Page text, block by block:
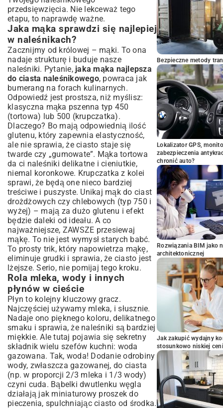
Podsumowanie: Twój przewodnik do
mistrzostwa naleśnikowego
przedsięwzięcia. Nie lekceważ tego
etapu, to naprawdę ważne.
Jaka mąka sprawdzi się najlepiej
w naleśnikach?
Zacznijmy od królowej – mąki. To ona
nadaje strukturę i buduje nasze
naleśniki. Pytanie, jaka mąka najlepsza
do ciasta naleśnikowego, powraca jak
bumerang na forach kulinarnych.
Odpowiedź jest prostsza, niż myślisz:
klasyczna mąka pszenna typ 450
(tortowa) lub 500 (krupczatka).
Dlaczego? Bo mają odpowiednią ilość
glutenu, który zapewnia elastyczność,
ale nie sprawia, że ciasto staje się
twarde czy „gumowate”. Mąka tortowa
da ci naleśniki delikatne i cieniutkie,
niemal koronkowe. Krupczatka z kolei
sprawi, że będą one nieco bardziej
treściwe i puszyste. Unikaj mąk do ciast
drożdżowych czy chlebowych (typ 750 i
wyżej) – mają za dużo glutenu i efekt
będzie daleki od ideału. A co
najważniejsze, ZAWSZE przesiewaj
mąkę. To nie jest wymysł starych babć.
To prosty trik, który napowietrza mąkę,
eliminuje grudki i sprawia, że ciasto jest
lżejsze. Serio, nie pomijaj tego kroku.
Rola mleka, wody i innych
płynów w cieście
Płyn to kolejny kluczowy gracz.
Najczęściej używamy mleka, i słusznie.
Nadaje ono pięknego koloru, delikatnego
smaku i sprawia, że naleśniki są bardziej
miękkie. Ale tutaj pojawia się sekretny
składnik wielu szefów kuchni: woda
gazowana. Tak, woda! Dodanie odrobiny
wody, zwłaszcza gazowanej, do ciasta
(np. w proporcji 2/3 mleka i 1/3 wody)
czyni cuda. Bąbelki dwutlenku węgla
działają jak miniaturowy proszek do
pieczenia, spulchniając ciasto od środka.
Bezpieczne metody
Lokalizator GPS,
zabezpieczenia
chronić auto?
Rozwiązania BIM jako
architektonicznej
Jak zakupić wydajny
stosunkowo niskiej